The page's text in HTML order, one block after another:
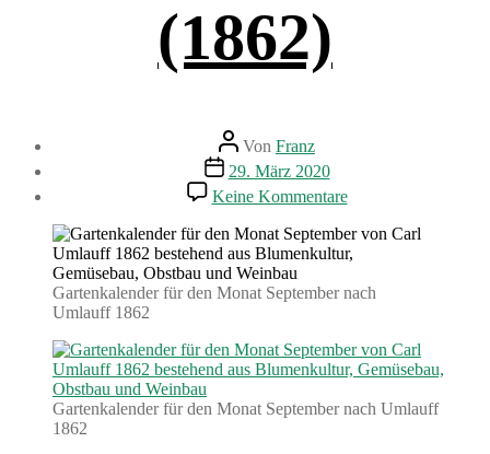
(1862)
Beitragsautor
Von Franz
Beitragsdatum
29. März 2020
Keine Kommentarezu
Gartenarbeiten
im
September.
(1862)
Gartenkalender für den Monat September nach
Umlauff 1862
Gartenkalender für den Monat September nach Umlauff
1862